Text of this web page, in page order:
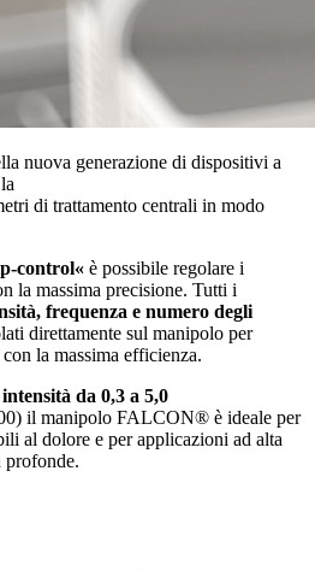
nuova generazione di dispositivi a
di trattamento centrali in modo
control« è possibile regolare i
la massima precisione. Tutti i
frequenza e numero degli
direttamente sul manipolo per
la massima efficienza.
da 0,3 a 5,0
il manipolo FALCON® è ideale per
al dolore e per applicazioni ad alta
profonde.